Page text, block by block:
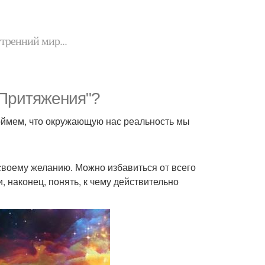
мир...
что окружающую нас реальность мы
желанию. Можно избавиться от всего
наконец, понять, к чему действительно